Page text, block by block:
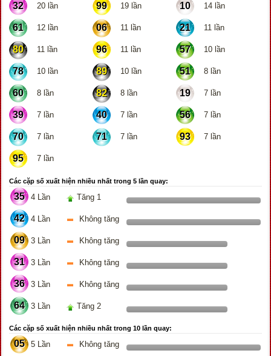
32 20 lần 99 19 lần 10 14 lần
61 12 lần 06 11 lần 21 11 lần
80 11 lần 96 11 lần 57 10 lần
78 10 lần 89 10 lần 51 8 lần
60 8 lần 82 8 lần 19 7 lần
39 7 lần 40 7 lần 56 7 lần
70 7 lần 71 7 lần 93 7 lần
95 7 lần
Các cặp số xuất hiện nhiều nhất trong 5 lần quay:
35 4 Lần Tăng 1
42 4 Lần Không tăng
09 3 Lần Không tăng
31 3 Lần Không tăng
36 3 Lần Không tăng
64 3 Lần Tăng 2
Các cặp số xuất hiện nhiều nhất trong 10 lần quay:
05 5 Lần Không tăng